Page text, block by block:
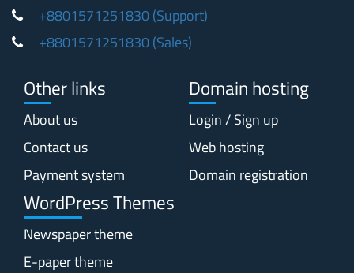
+8801571251830 (Support)
+8801571251830 (Sales)
Other links
About us
Contact us
Payment system
Domain hosting
Login / Sign up
Web hosting
Domain registration
WordPress Themes
Newspaper theme
E-paper theme